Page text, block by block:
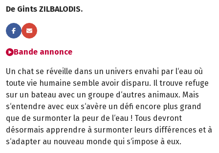
De Gints ZILBALODIS.
Bande annonce
Un chat se réveille dans un univers envahi par l‘eau où
toute vie humaine semble avoir disparu. Il trouve refuge
sur un bateau avec un groupe d‘autres animaux. Mais
s‘entendre avec eux s‘avère un défi encore plus grand
que de surmonter la peur de l‘eau ! Tous devront
désormais apprendre à surmonter leurs différences et à
s‘adapter au nouveau monde qui s‘impose à eux.
Programmes spéciaux